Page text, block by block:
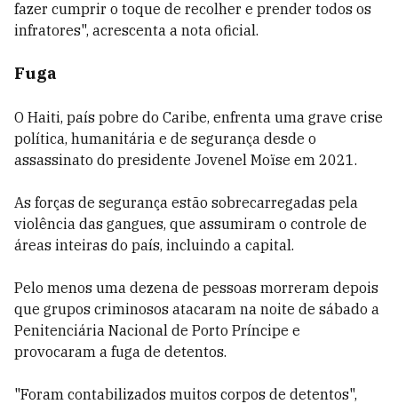
fazer cumprir o toque de recolher e prender todos os
infratores", acrescenta a nota oficial.
Fuga
O Haiti, país pobre do Caribe, enfrenta uma grave crise
política, humanitária e de segurança desde o
assassinato do presidente Jovenel Moïse em 2021.
As forças de segurança estão sobrecarregadas pela
violência das gangues, que assumiram o controle de
áreas inteiras do país, incluindo a capital.
Pelo menos uma dezena de pessoas morreram depois
que grupos criminosos atacaram na noite de sábado a
Penitenciária Nacional de Porto Príncipe e
provocaram a fuga de detentos.
"Foram contabilizados muitos corpos de detentos",